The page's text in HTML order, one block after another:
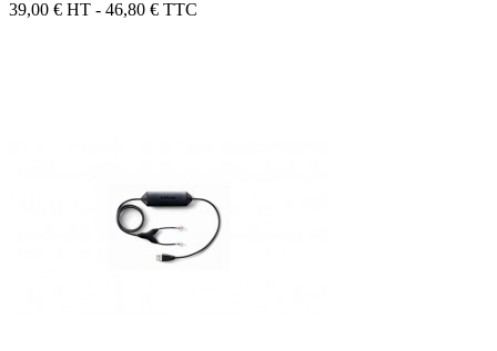
39,00 € HT - 46,80 € TTC